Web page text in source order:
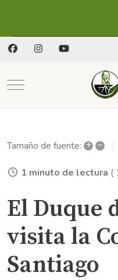
Mobile Menu Toggle
Tamaño de fuente: + –
1 minuto de lectura (
El Duque
visita la
Santiago